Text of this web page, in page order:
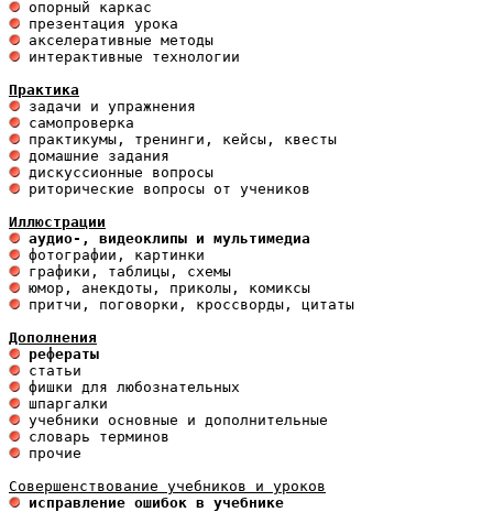
интерактивные технологии
Практика
риторические вопросы от учеников
Иллюстрации
аудио-, видеоклипы и мультимедиа
притчи, поговорки, кроссворды, цитаты
Дополнения
рефераты
исправление ошибок в учебнике